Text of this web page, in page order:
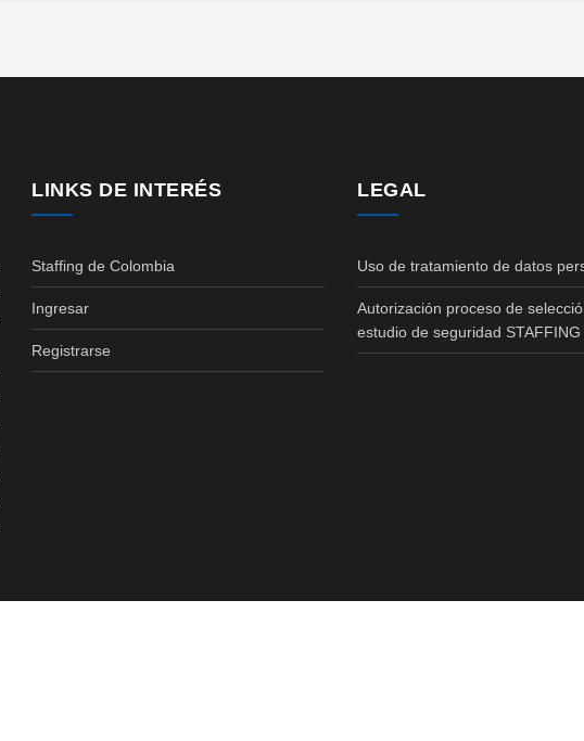
LINKS DE INTERÉS
Staffing de Colombia
Ingresar
Registrarse
LEGAL
Uso de tratamiento de datos
Autorización proceso de
estudio de seguridad STAFFING